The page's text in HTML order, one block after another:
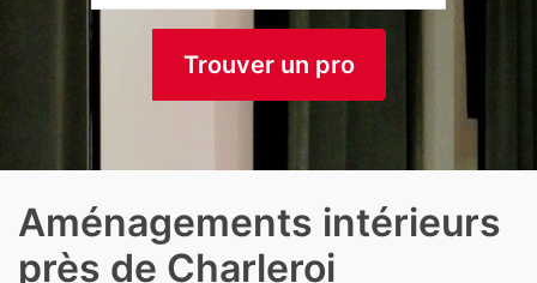
Trouver un pro
Aménagements intérieurs
près de Charleroi